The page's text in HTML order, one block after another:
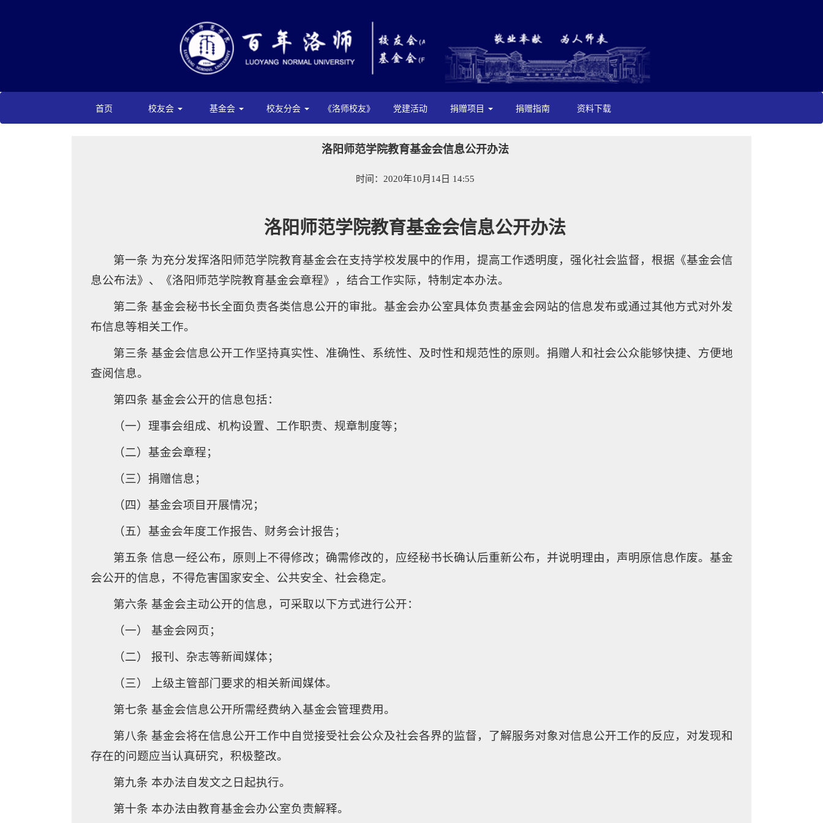
首页 校友会 基金会 校友分会 《洛师校友》 党建活动 捐赠项目 捐赠指南 资料下载
洛阳师范学院教育基金会信息公开办法
时间：2020年10月14日 14:55
洛阳师范学院教育基金会信息公开办法
第一条 为充分发挥洛阳师范学院教育基金会在支持学校发展中的作用，提高工作透明度，强化社会监督，根据《基金会信
息公布法》、《洛阳师范学院教育基金会章程》，结合工作实际，特制定本办法。
第二条 基金会秘书长全面负责各类信息公开的审批。基金会办公室具体负责基金会网站的信息发布或通过其他方式对外发
布信息等相关工作。
第三条 基金会信息公开工作坚持真实性、准确性、系统性、及时性和规范性的原则。捐赠人和社会公众能够快捷、方便地
查阅信息。
第四条 基金会公开的信息包括：
（一）理事会组成、机构设置、工作职责、规章制度等；
（二）基金会章程；
（三）捐赠信息；
（四）基金会项目开展情况；
（五）基金会年度工作报告、财务会计报告；
第五条 信息一经公布，原则上不得修改；确需修改的，应经秘书长确认后重新公布，并说明理由，声明原信息作废。基金
会公开的信息，不得危害国家安全、公共安全、社会稳定。
第六条 基金会主动公开的信息，可采取以下方式进行公开：
（一） 基金会网页；
（二） 报刊、杂志等新闻媒体；
（三） 上级主管部门要求的相关新闻媒体。
第七条 基金会信息公开所需经费纳入基金会管理费用。
第八条 基金会将在信息公开工作中自觉接受社会公众及社会各界的监督，了解服务对象对信息公开工作的反应，对发现和
存在的问题应当认真研究，积极整改。
第九条 本办法自发文之日起执行。
第十条 本办法由教育基金会办公室负责解释。